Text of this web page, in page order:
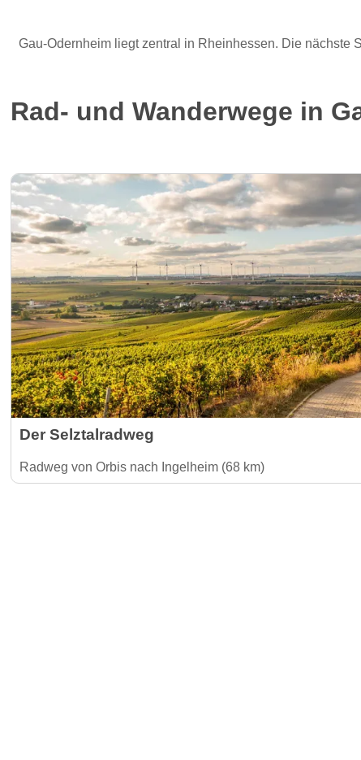
Gau-Odernheim liegt zentral in Rheinhessen. Die nächste
Rad- und Wanderwege in
Der Selztalradweg
Radweg von Orbis nach Ingelheim (68 km)